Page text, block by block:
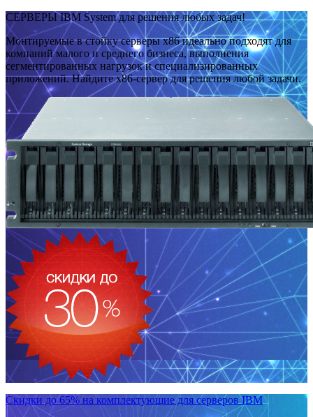
СЕРВЕРЫ IBM System для решения любых задач!
Монтируемые в стойку серверы x86 идеально подходят для
компаний малого и среднего бизнеса, выполнения
сегментированных нагрузок и специализированных
приложений. Найдите x86-сервер для решения любой задачи.
Скидки до 65% на комплектующие для серверов IBM